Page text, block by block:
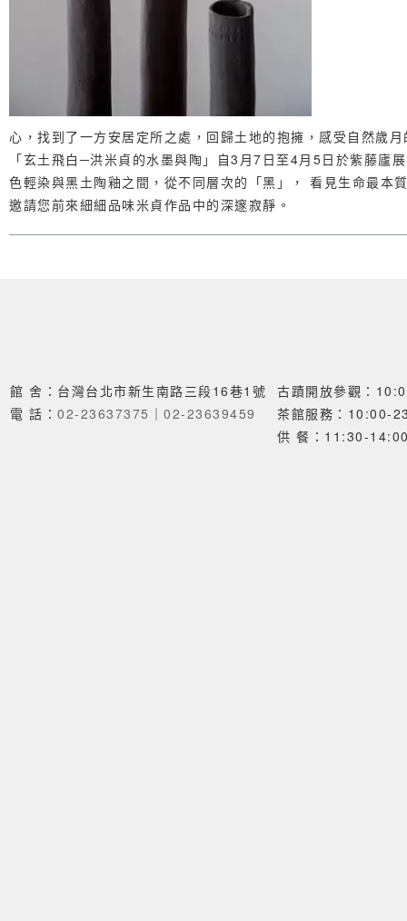
心，找到了一方安居定所之處，回歸土地的抱擁，感受自然歲
「玄土飛白─洪米貞的水墨與陶」自3月7日至4月5日於紫藤廬
色輕染與黑土陶釉之間，從不同層次的「黑」， 看見生命最本
邀請您前來細細品味米貞作品中的深邃寂靜。
館 舍：台灣台北市新生南路三段16巷1號
電 話： 02-23637375 ｜ 02-23639459
古蹟開放參觀：
茶館服務：10:00-
供 餐：11:30-